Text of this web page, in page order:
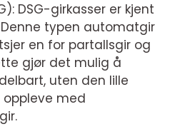
DSG-girkasser er kjent
typen automatgir
en for partallsgir og
gjør det mulig å
uten den lille
med